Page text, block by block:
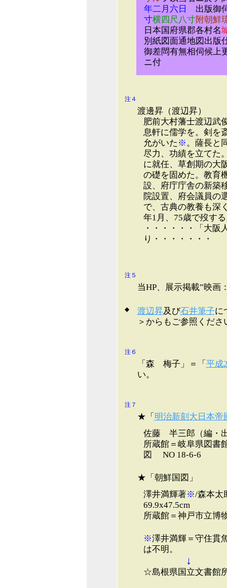
年二月六日
出版御
寸横四尺八寸附朝鮮
日本国府県郡各村名
別紙図面通地図出版
御差閊有無相伺候上
ニ付
注４
渡邊昇（渡辺昇）
肥前大村藩士渡辺武
息軒に儒学を。剣を
允がいた ※。薩長と
尽力、功績を立てた
に就任、草創期の大
の礎を固めた。教育
設、府庁庁舎の新築
院設置、府会議員の
で、古典の教養も深
年1月、75歳で歿す
・・・・・・「大阪
り・・・・・・・
注５
当HP、展示掲載”映画
◆ 渡辺昇及び石井筆子に
＞からもご参照くださ
注６
「森 梅子」＝「 平成
い。
注７
★「 明治新刻大日本
佐藤 半三郎（編・
所蔵館＝岐阜県図書
図 NO 18-6-6
★「朝鮮国図」
澤井満輝著※/森本太
69.9x47.5cm
所蔵館＝神戸市立博
※澤井満輝＝守住貫
は不明。
↓
☆島根県国立文書館